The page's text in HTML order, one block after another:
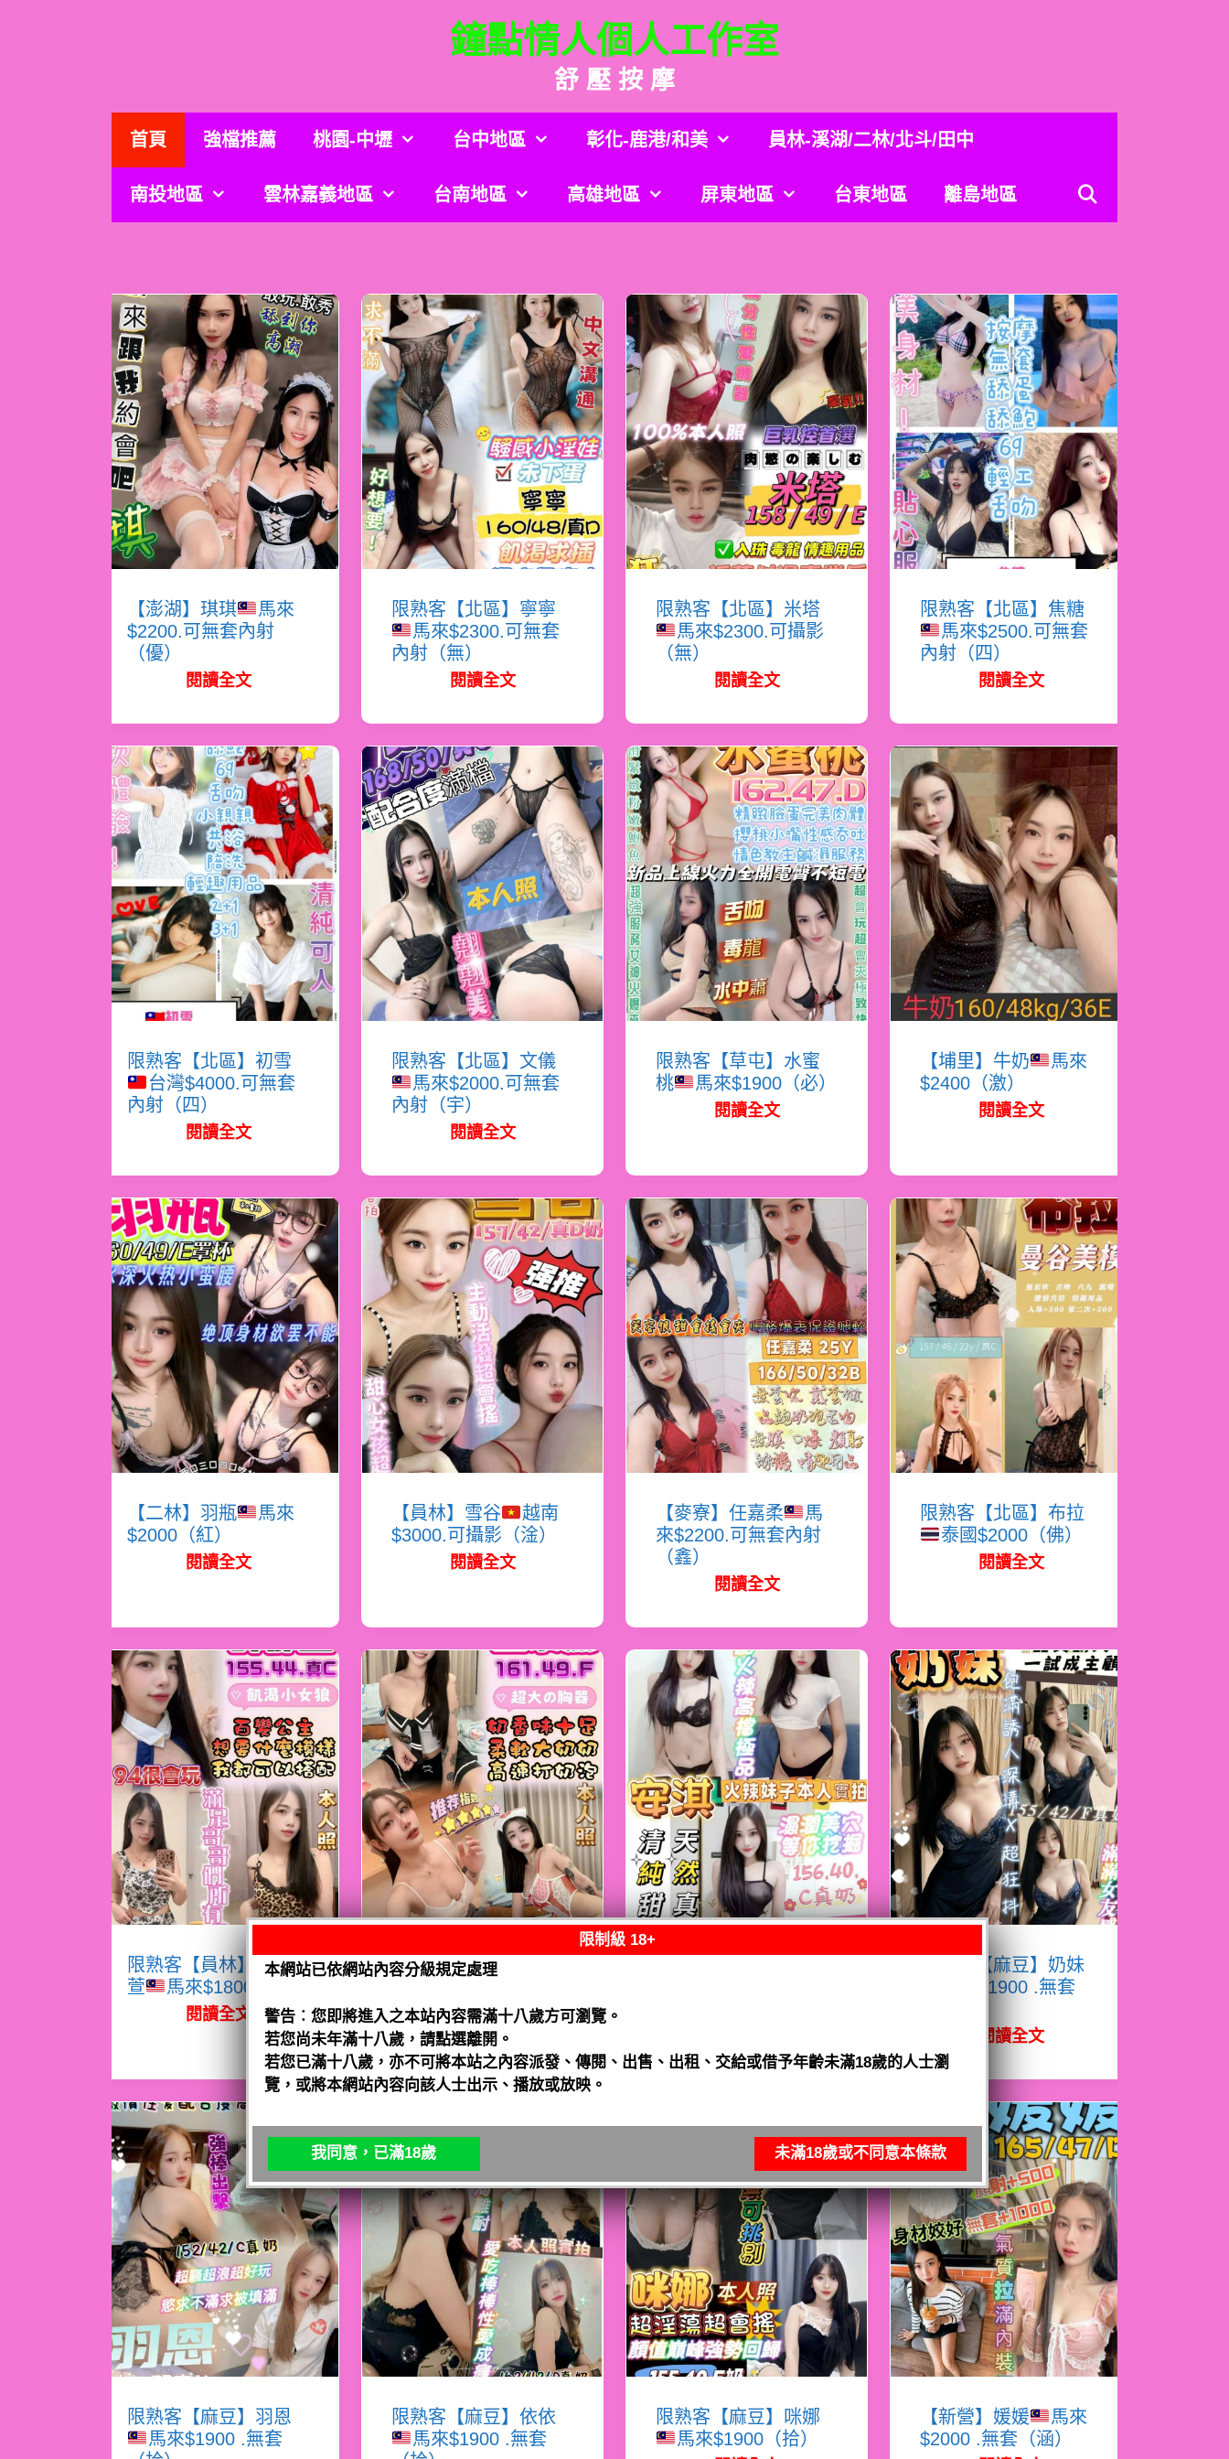
鐘點情人個人工作室
舒 壓 按 摩
首頁 強檔推薦 桃園-中壢 台中地區 彰化-鹿港/和美 員林-溪湖/二林/北斗/田中
南投地區 雲林嘉義地區 台南地區 高雄地區 屏東地區 台東地區 離島地區
【澎湖】琪琪
馬來
$2200.可無套內射
（優）
閱讀全文
限熟客【北區】寧寧
馬來$2300.可無套
內射（無）
閱讀全文
限熟客【北區】米塔
馬來$2300.可攝影
（無）
閱讀全文
限熟客【北區】焦糖
馬來$2500.可無套
內射（四）
閱讀全文
限熟客【北區】初雪
台灣$4000.可無套
內射（四）
閱讀全文
限熟客【北區】文儀
馬來$2000.可無套
內射（宇）
閱讀全文
限熟客【草屯】水蜜
桃
馬來$1900（必）
閱讀全文
【埔里】牛奶
馬來
$2400（激）
閱讀全文
【二林】羽瓶
馬來
$2000（紅）
閱讀全文
【員林】雪谷
越南
$3000.可攝影（淦）
閱讀全文
【麥寮】任嘉柔
馬
來$2200.可無套內射
（鑫）
閱讀全文
限熟客【北區】布拉
泰國$2000（佛）
閱讀全文
限熟客【員林】許郁
萱
馬來$1800（跑）
閱讀全文
限熟客【鹿港】金泰
閱讀全文
限熟客【麻豆】奶妹
馬來$1900 .無套
閱讀全文
限熟客【麻豆】羽恩
馬來$1900 .無套
限熟客【麻豆】依依
馬來$1900 .無套
限熟客【麻豆】咪娜
馬來$1900（拾）
【新營】媛媛
馬來
$2000 .無套（涵）
限制級 18+
本網站已依網站內容分級規定處理
警告︰您即將進入之本站內容需滿十八歲方可瀏覽。
若您尚未年滿十八歲，請點選離開。
若您已滿十八歲，亦不可將本站之內容派發、傳閱、出售、出租、交給或借予年齡未滿18歲的人士瀏
覽，或將本網站內容向該人士出示、播放或放映。
我同意，已滿18歲 未滿18歲或不同意本條款